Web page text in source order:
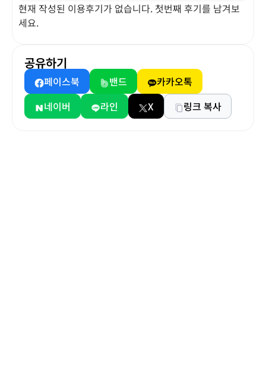
현재 작성된 이용후기가 없습니다. 첫번째 후기를 남겨보
세요.
공유하기
페이스북 밴드
카카오톡
네이버
라인 X 링크 복사